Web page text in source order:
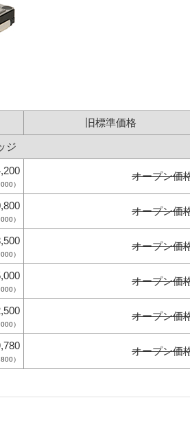
旧標準価格
ジ
）
オープン価
）
オープン価
）
オープン価
）
オープン価
）
オープン価
）
オープン価